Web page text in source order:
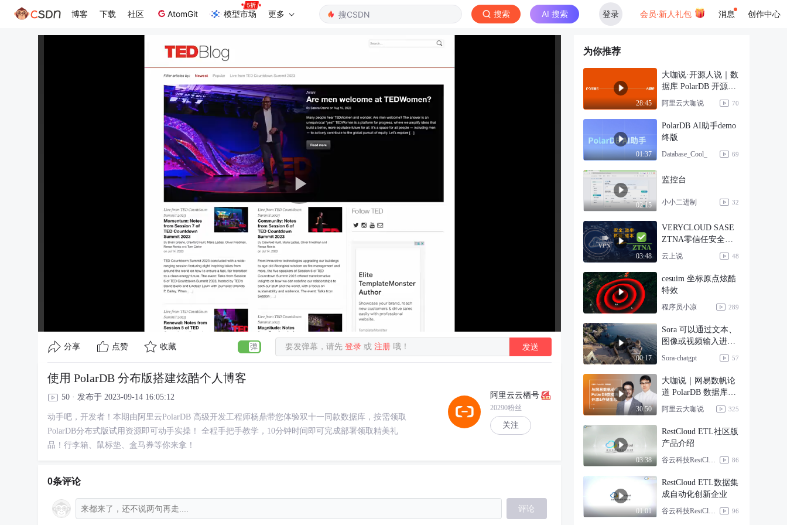
博客 下载 社区 AtomGit 模型市场 更多 搜索 AI 搜索 登录 会员·新人礼包 消息 创作中心
分享 点赞 收藏 要发弹幕，请先登录 或注册 哦！ 发送
使用 PolarDB 分布版搭建炫酷个人博客
50 · 发布于 2023-09-14 16:05:12
动手吧，开发者！本期由阿里云PolarDB 高级开发工程师杨鼎带您体验双十一同款数据库，按需领取
PolarDB分布式版试用资源即可动手实操！ 全程手把手教学，10分钟时间即可完成部署领取精美礼
品！行李箱、鼠标垫、盒马券等你来拿！
阿里云云栖号
20290粉丝
关注
0条评论
评论
为你推荐
28:45
大咖说·开源人说｜数
据库 PolarDB 开源的
商业逻辑与价
阿里云大咖说 70
01:37
PolarDB AI助手demo
终版
Database_Cool_ 69
02:15
监控台
小小二进制 32
03:48
VERYCLOUD SASE
ZTNA零信任安全远
程接入
云上说 48
cesuim 坐标原点炫酷
特效
程序员小凉 289
00:17
Sora 可以通过文本、
图像或视频输入进行
提示
Sora-chatgpt 57
30:50
大咖说｜网易数帆论
道 PolarDB 数据库开
源 & 存储生
阿里云大咖说 325
03:38
RestCloud ETL社区版
产品介绍
谷云科技RestCloud 86
01:01
RestCloud ETL数据集
成自动化创新企业
谷云科技RestCloud 96